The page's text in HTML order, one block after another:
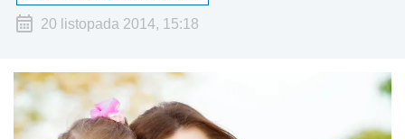
20 listopada 2014, 15:18